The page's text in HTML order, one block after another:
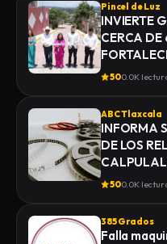
Pincel de Luz
INVIERTE
CERCA DE
500.0K
ABC Tlaxcala
INFORMA
DE LOS
500.0K
385 Grados
Falla